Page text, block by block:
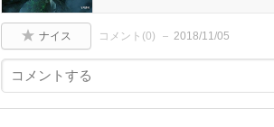
ナイス コメント(0) 2018/11/05